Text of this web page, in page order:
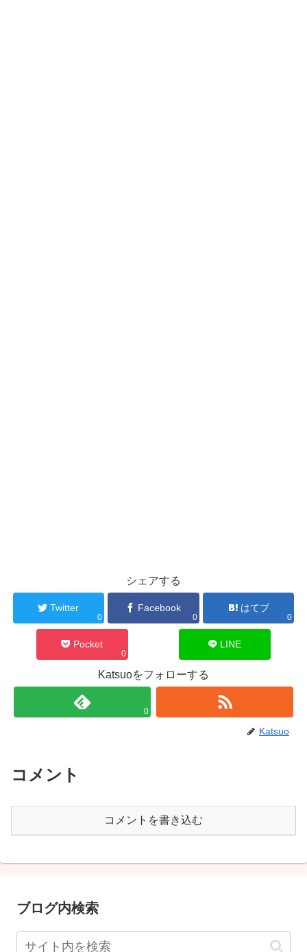
シェアする
Twitter
0
Facebook
0
はてブ
0
Pocket
0
LINE
Katsuoをフォローする
0
Katsuo
コメント
コメントを書き込む
ブログ内検索